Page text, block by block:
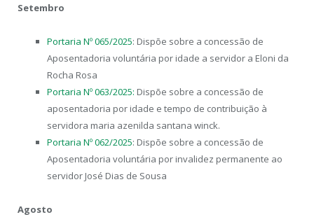
Setembro
Portaria Nº 065/2025: Dispõe sobre a concessão de
Aposentadoria voluntária por idade a servidor a Eloni da
Rocha Rosa
Portaria Nº 063/2025: Dispõe sobre a concessão de
aposentadoria por idade e tempo de contribuição à
servidora maria azenilda santana winck.
Portaria Nº 062/2025: Dispõe sobre a concessão de
Aposentadoria voluntária por invalidez permanente ao
servidor José Dias de Sousa
Agosto